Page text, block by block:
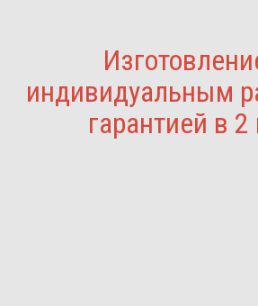
индивидуальным
гарантией в 2